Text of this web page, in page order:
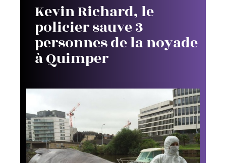
Kevin Richard, le
policier sauve 3
personnes de la noyade
à Quimper